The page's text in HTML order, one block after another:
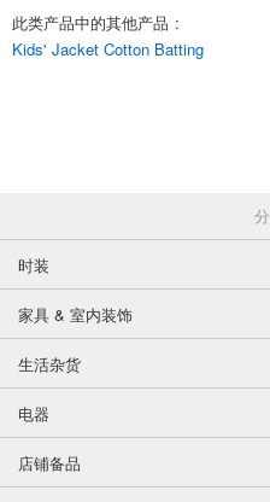
4-4 黑色 110厘米
4-4 黑色 130厘米
(PL45-01)
批发价:仅限会员
4-4 黑色 140 厘米
(PL45-01)
此类产品中的其他产品 :
Kids' Jacket Cotton Batting
时装
家具 & 室内装饰
生活杂货
电器
店铺备品